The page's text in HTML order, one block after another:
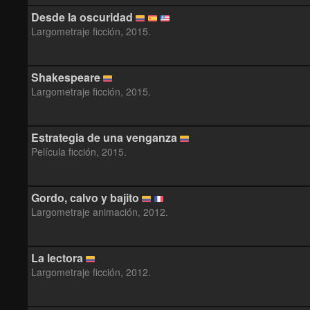
Desde la oscuridad
Largometraje ficción, 2015.
Shakespeare
Largometraje ficción, 2015.
Estrategia de una venganza
Película ficción, 2015.
Gordo, calvo y bajito
Largometraje animación, 2012.
La lectora
Largometraje ficción, 2012.